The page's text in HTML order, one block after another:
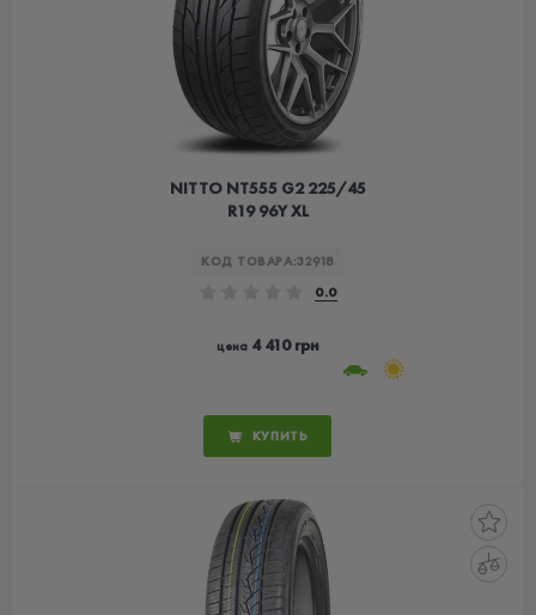
NITTO NT555 G2 225/45
R19 96Y XL
КОД ТОВАРА:32918
0.0
цена4 410 грн
КУПИТЬ